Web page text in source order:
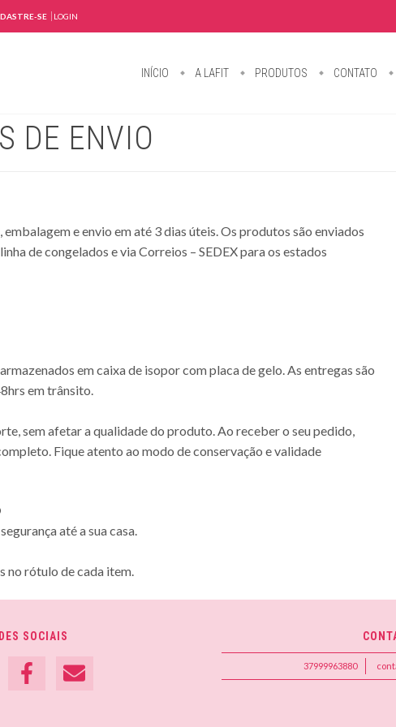
SE LOGIN
INÍCIO A LAFIT PRODUTOS CONTATO
DE ENVIO
e envio em até 3 dias úteis. Os produtos são enviados
de congelados e via Correios – SEDEX para os estados
em caixa de isopor com placa de gelo. As entregas são
em trânsito.
sem afetar a qualidade do produto. Ao receber o seu pedido,
Fique atento ao modo de conservação e validade
até a sua casa.
no rótulo de cada item.
SOCIAIS
37999963880